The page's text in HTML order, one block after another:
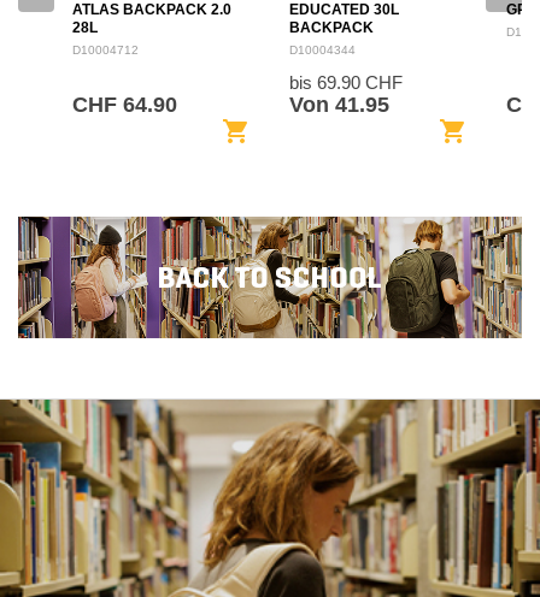
ATLAS BACKPACK 2.0
28L
D10004712
CHF 64.90
shopping_cart
EDUCATED 30L
BACKPACK
D10004344
bis 69.90 CHF
Von 41.95
shopping_cart